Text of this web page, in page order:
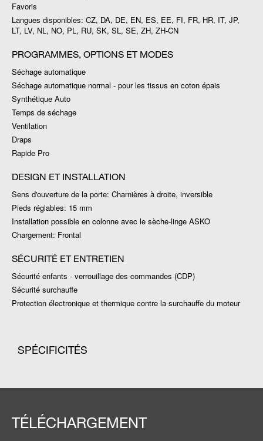
Favoris
Langues disponibles: CZ, DA, DE, EN, ES, EE, FI, FR, HR, IT, JP,
LT, LV, NL, NO, PL, RU, SK, SL, SE, ZH, ZH-CN
PROGRAMMES, OPTIONS ET MODES
Séchage automatique
Séchage automatique normal - pour les tissus en coton épais
Synthétique Auto
Temps de séchage
Ventilation
Draps
Rapide Pro
DESIGN ET INSTALLATION
Sens d'ouverture de la porte: Charnières à droite, inversible
Pieds réglables: 15 mm
Installation possible en colonne avec le sèche-linge ASKO
Chargement: Frontal
SÉCURITÉ ET ENTRETIEN
Sécurité enfants - verrouillage des commandes (CDP)
Sécurité surchauffe
Protection électronique et thermique contre la surchauffe du moteur
SPÉCIFICITÉS
TÉLÉCHARGEMENT